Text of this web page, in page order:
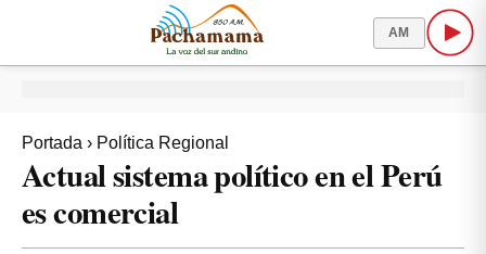
AM
Portada › Política Regional
Actual sistema político en el Perú
es comercial